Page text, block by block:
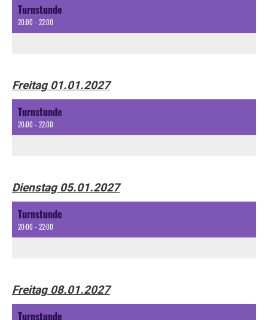
Turnstunde
20:00 - 22:00
Freitag 01.01.2027
Turnstunde
20:00 - 22:00
Dienstag 05.01.2027
Turnstunde
20:00 - 22:00
Freitag 08.01.2027
Turnstunde